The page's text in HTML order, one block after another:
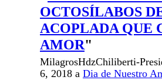
OCTOSÍLABOS
ACOPLADA QUE
AMOR"
MilagrosHdzChiliberti-
6, 2018 a Dia de Nuestro